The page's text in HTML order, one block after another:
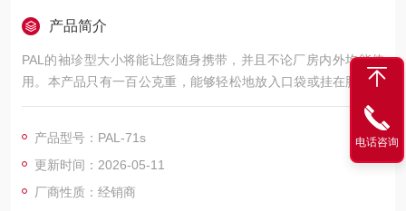
产品简介
PAL的袖珍型大小将能让您随身携带，并且不论厂房内外均能使
用。本产品只有一百公克重，能够轻松地放入口袋或挂在脖子上
或腰带上。
产品型号：PAL-71s
更新时间：2026-05-11
厂商性质：经销商
电话咨询